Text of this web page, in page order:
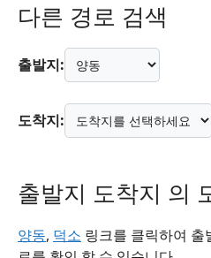
다른 경로 검색
출발지:
도착지:
출발지 도착지 의
양동, 덕소 링크를 클릭하여 출